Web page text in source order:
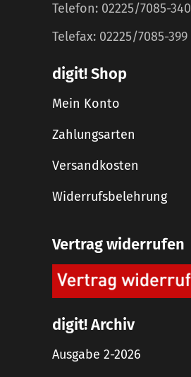
Telefon: 02225/7085-340
Telefax: 02225/7085-399
digit! Shop
Mein Konto
Zahlungsarten
Versandkosten
Widerrufsbelehrung
Vertrag widerrufen
digit! Archiv
Ausgabe 2-2026